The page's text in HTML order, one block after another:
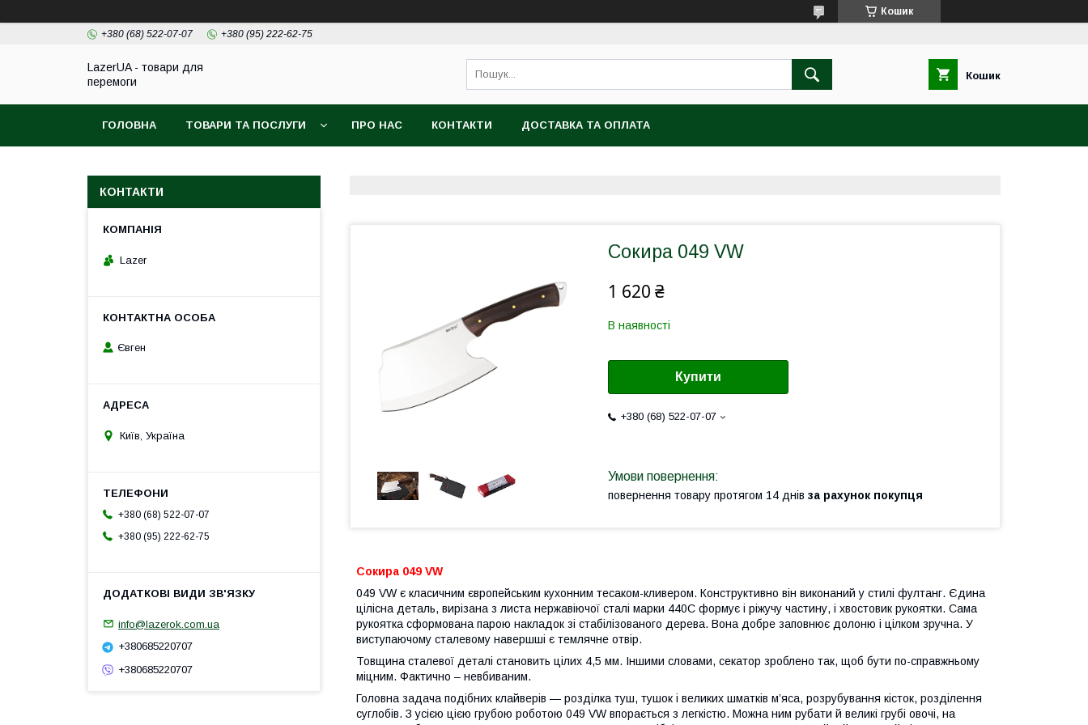
Кошик
+380 (68) 522-07-07 +380 (95) 222-62-75
LazerUA - товари для
перемоги
Кошик
ГОЛОВНА ТОВАРИ ТА ПОСЛУГИ ПРО НАС КОНТАКТИ ДОСТАВКА ТА ОПЛАТА
Сокира 049 VW
1 620 ₴
В наявності
Купити
+380 (68) 522-07-07
повернення товару протягом 14 днів за рахунок покупця
Сокира 049 VW
049 VW є класичним європейським кухонним тесаком-кливером. Конструктивно він виконаний у стилі фултанг. Єдина
цілісна деталь, вирізана з листа нержавіючої сталі марки 440С формує і ріжучу частину, і хвостовик рукоятки. Сама
рукоятка сформована парою накладок зі стабілізованого дерева. Вона добре заповнює долоню і цілком зручна. У
виступаючому сталевому навершші є темлячне отвір.
Товщина сталевої деталі становить цілих 4,5 мм. Іншими словами, секатор зроблено так, щоб бути по-справжньому
міцним. Фактично – невбиваним.
Головна задача подібних клайверів — розділка туш, тушок і великих шматків м’яса, розрубування кісток, розділення
суглобів. З усією цією грубою роботою 049 VW впорається з легкістю. Можна ним рубати й великі грубі овочі, на
КОНТАКТИ
Lazer
Євген
Київ, Україна
+380 (68) 522-07-07
+380 (95) 222-62-75
info@lazerok.com.ua
+380685220707
+380685220707